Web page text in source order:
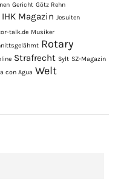
Gericht Götz Rehn
IHK Magazin Jesuiten
talk.de Musiker
Rotary
Strafrecht Sylt SZ-Magazin
con Agua Welt